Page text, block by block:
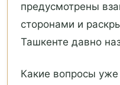
предусмотрены
сторонами и
Ташкенте давно
Какие вопросы